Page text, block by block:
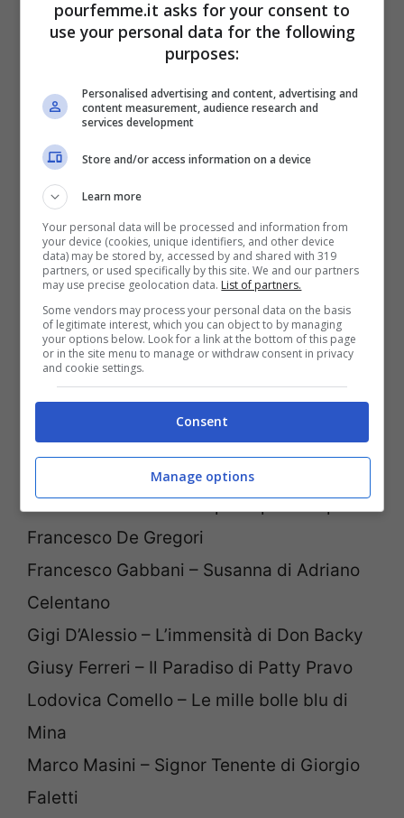
cover di Sanremo 2017
Alessio Bernabei – Un giorno credi di
Edoardo Bennato
Bianca Atzei – Con il nastro rosa di Lucio
Battisti
Clementino – Svalutation di Adriano
Celentano
Elodie – Quando finisce un amore di
Riccardo Cocciante
Ermal Meta – Amara terra mia di Domenico
Modugno
Fabrizio Moro – La leva calcistica della
classe ’68 di Francesco De Gregori
Fiorella Mannoia – Sempre e per sempre di
Francesco De Gregori
Francesco Gabbani – Susanna di Adriano
Celentano
Gigi D’Alessio – L’immensità di Don Backy
Giusy Ferreri – Il Paradiso di Patty Pravo
Lodovica Comello – Le mille bolle blu di
Mina
Marco Masini – Signor Tenente di Giorgio
Faletti
pourfemme.it asks for your consent to
use your personal data for the following
purposes:
Personalised advertising and content, advertising and
content measurement, audience research and
services development
Store and/or access information on a device
Learn more
Your personal data will be processed and information from
your device (cookies, unique identifiers, and other device
data) may be stored by, accessed by and shared with 319
partners, or used specifically by this site. We and our partners
may use precise geolocation data. List of partners.
Some vendors may process your personal data on the basis
of legitimate interest, which you can object to by managing
your options below. Look for a link at the bottom of this page
or in the site menu to manage or withdraw consent in privacy
and cookie settings.
Consent
Manage options